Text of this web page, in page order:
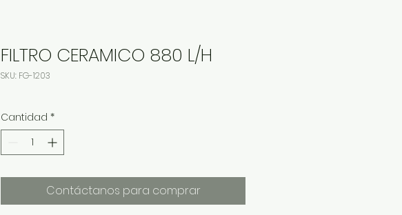
FILTRO CERAMICO 880 L/H
SKU: FG-1203
Cantidad *
Contáctanos para comprar